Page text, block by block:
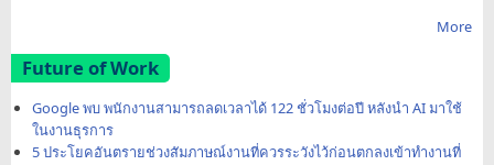
More
Future of Work
Google พบ พนักงานสามารถลดเวลาได้ 122 ชั่วโมงต่อปี หลังนำ AI มาใช้
ในงานธุรการ
5 ประโยคอันตรายช่วงสัมภาษณ์งานที่ควรระวังไว้ก่อนตกลงเข้าทำงานที่